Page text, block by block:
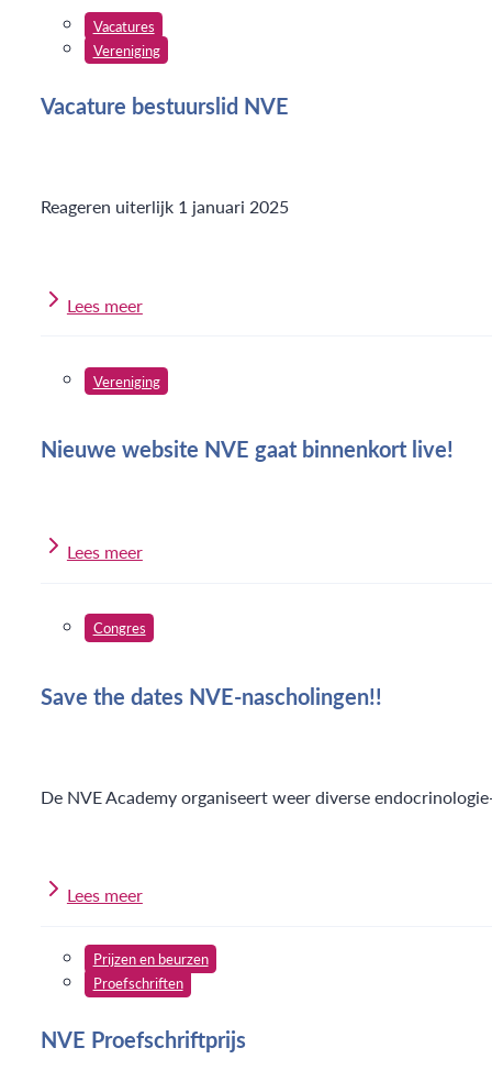
Vacature bestuurslid NVE
Vacatures
Vereniging
Reageren uiterlijk 1 januari 2025
Lees meer
Nieuwe website NVE gaat binnenkort live!
Vereniging
Lees meer
Save the dates NVE-nascholingen!!
Congres
De NVE Academy organiseert weer diverse
Lees meer
NVE Proefschriftprijs
Prijzen en beurzen
Proefschriften